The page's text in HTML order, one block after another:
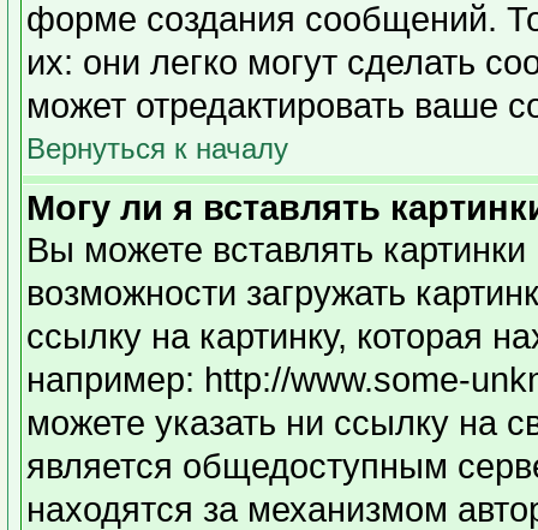
форме создания сообщений.
их: они легко могут сделать
может отредактировать ваше
Вернуться к началу
Могу ли я вставлять
Вы можете вставлять
возможности загружать
ссылку на картинку, которая
например: http://www.some-
можете указать ни ссылку на
является общедоступным
находятся за механизмом